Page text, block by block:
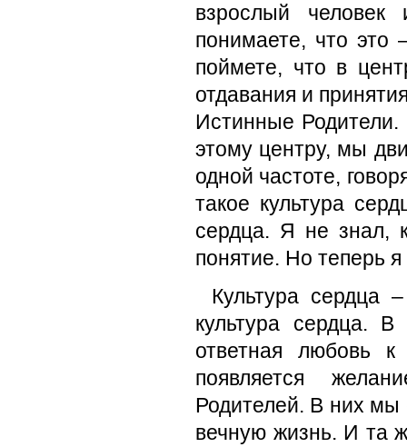
взрослый
понимаете, что это
поймете, что в
отдавания и
Истинные
этому центру, мы
одной частоте,
такое культура
сердца. Я не знал,
понятие. Но теперь я
Культура сердца
культура сердца.
ответная любовь
появляется
Родителей. В них мы
вечную жизнь. И та